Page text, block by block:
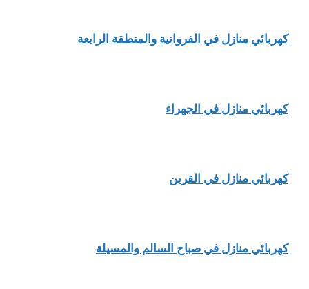
كهربائي منازل في الفروانية والمنطقة الرابعة
كهربائي منازل في الجهراء
كهربائي منازل في القرين
كهربائي منازل في صباح السالم والمسيلة